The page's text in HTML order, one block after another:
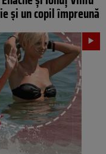
și un copil împreună